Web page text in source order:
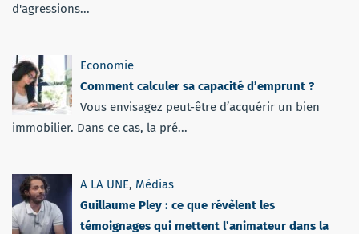
d'agressions...
Economie
Comment calculer sa capacité d’emprunt ?
Vous envisagez peut-être d’acquérir un bien
immobilier. Dans ce cas, la pré...
A LA UNE, Médias
Guillaume Pley : ce que révèlent les
témoignages qui mettent l’animateur dans la